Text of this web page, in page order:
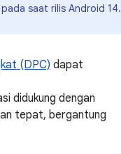
saat rilis Android 14.
(DPC) dapat
didukung dengan
tepat, bergantung